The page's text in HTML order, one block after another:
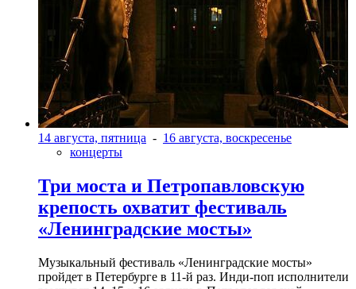
14 августа, пятница - 16 августа, воскресенье
концерты
Три моста и Петропавловскую
крепость охватит фестиваль
«Ленинградские мосты»
Музыкальный фестиваль «Ленинградские мосты»
пройдет в Петербурге в 11-й раз. Инди-поп исполнители